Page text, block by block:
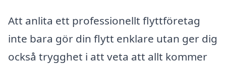
Att anlita ett professionellt flyttföretag
inte bara gör din flytt enklare utan ger dig
också trygghet i att veta att allt kommer